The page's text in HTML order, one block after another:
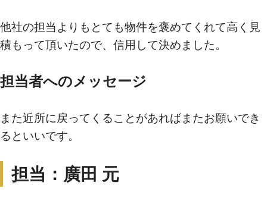
他社の担当よりもとても物件を褒めてくれて高く見
積もって頂いたので、信用して決めました。
担当者へのメッセージ
また近所に戻ってくることがあればまたお願いでき
るといいです。
担当：廣田 元
買いたい
新着物件から探す